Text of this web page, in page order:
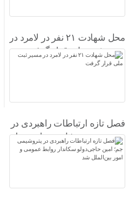
محل شهادت ۲۱ نفر در لامرد در
مسیر ثبت ملی قرار گرفت
فصل تازه ارتباطات راهبردی در
پتروشیمی جم؛ امین حاجی‌دولو
سکاندار روابط عمومی و امور
بین‌الملل شد